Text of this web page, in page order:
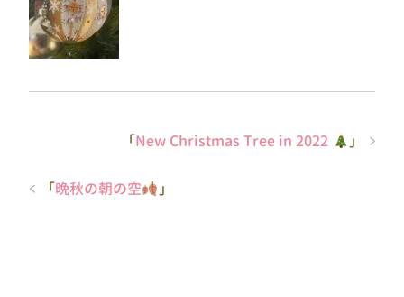
「New Christmas Tree in 2022 」
「晩秋の朝の空 」